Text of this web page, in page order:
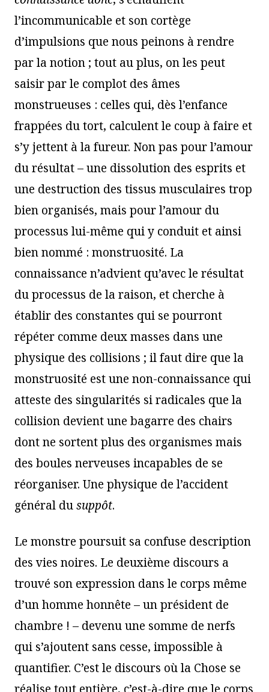
l’incommunicable et son cortège
d’impulsions que nous peinons à rendre
par la notion ; tout au plus, on les peut
saisir par le complot des âmes
monstrueuses : celles qui, dès l’enfance
frappées du tort, calculent le coup à faire et
s’y jettent à la fureur. Non pas pour l’amour
du résultat – une dissolution des esprits et
une destruction des tissus musculaires trop
bien organisés, mais pour l’amour du
processus lui-même qui y conduit et ainsi
bien nommé : monstruosité. La
connaissance n’advient qu’avec le résultat
du processus de la raison, et cherche à
établir des constantes qui se pourront
répéter comme deux masses dans une
physique des collisions ; il faut dire que la
monstruosité est une non-connaissance qui
atteste des singularités si radicales que la
collision devient une bagarre des chairs
dont ne sortent plus des organismes mais
des boules nerveuses incapables de se
réorganiser. Une physique de l’accident
général dusuppôt.
Le monstre poursuit sa confuse description
des vies noires. Le deuxième discours a
trouvé son expression dans le corps même
d’un homme honnête – un président de
chambre ! – devenu une somme de nerfs
qui s’ajoutent sans cesse, impossible à
quantifier. C’est le discours où la Chose se